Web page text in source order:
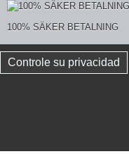
100% SÄKER BETALNING
Controle su privacidad